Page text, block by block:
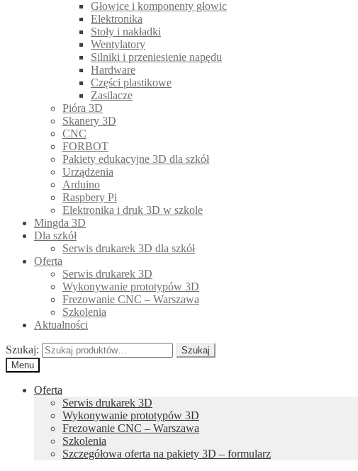
Głowice i komponenty głowic
Elektronika
Stoły i nakładki
Wentylatory
Silniki i przeniesienie napędu
Hardware
Części plastikowe
Zasilacze
Pióra 3D
Skanery 3D
CNC
FORBOT
Pakiety edukacyjne 3D dla szkół
Urządzenia
Arduino
Raspbery Pi
Elektronika i druk 3D w szkole
Mingda 3D
Dla szkół
Serwis drukarek 3D dla szkół
Oferta
Serwis drukarek 3D
Wykonywanie prototypów 3D
Frezowanie CNC – Warszawa
Szkolenia
Aktualności
Szukaj:
Szukaj
Menu
Oferta
Serwis drukarek 3D
Wykonywanie prototypów 3D
Frezowanie CNC – Warszawa
Szkolenia
Szczegółowa oferta na pakiety 3D – formularz